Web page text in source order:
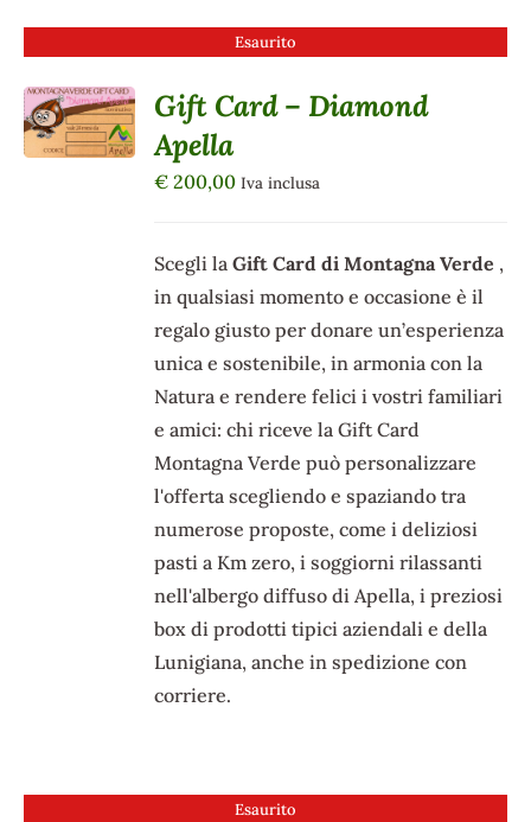
Esaurito
DETTAGLI
Gift Card – Diamond
Apella
€ 200,00 Iva inclusa
Scegli laGift Card di Montagna Verde ,
in qualsiasi momento e occasione è il
regalo giusto per donare un’esperienza
unica e sostenibile, in armonia con la
Natura e rendere felici i vostri familiari
e amici: chi riceve la Gift Card
Montagna Verde può personalizzare
l'offerta scegliendo e spaziando tra
numerose proposte, come i deliziosi
pasti a Km zero, i soggiorni rilassanti
nell'albergo diffuso di Apella, i preziosi
box di prodotti tipici aziendali e della
Lunigiana, anche in spedizione con
corriere.
Esaurito